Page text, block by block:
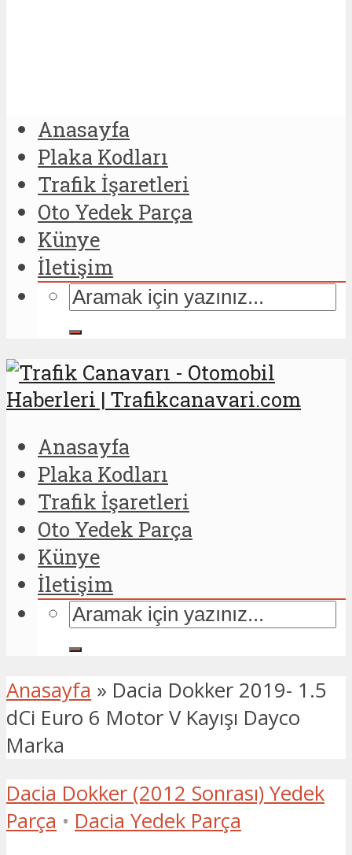
Anasayfa
Plaka Kodları
Trafik İşaretleri
Oto Yedek Parça
Künye
İletişim
Anasayfa
Plaka Kodları
Trafik İşaretleri
Oto Yedek Parça
Künye
İletişim
Anasayfa » Dacia Dokker 2019- 1.5
dCi Euro 6 Motor V Kayışı Dayco
Marka
Dacia Dokker (2012 Sonrası) Yedek
Parça • Dacia Yedek Parça